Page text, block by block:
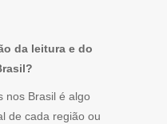
da leitura e do
nos Brasil é algo
de cada região ou